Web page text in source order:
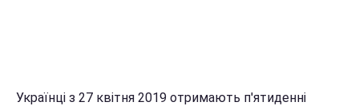
Українці з 27 квітня 2019 отримають п'ятиденні